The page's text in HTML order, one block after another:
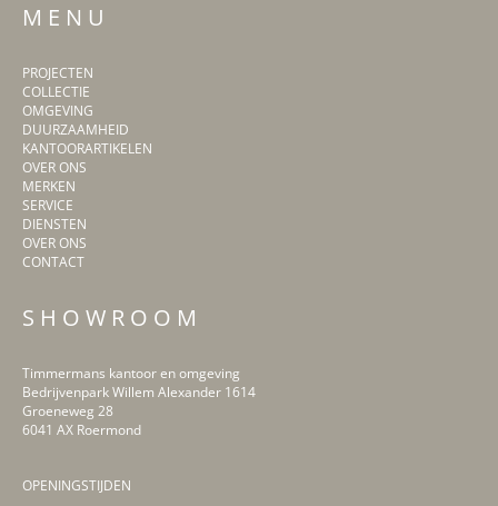
M E N U
PROJECTEN
COLLECTIE
OMGEVING
DUURZAAMHEID
KANTOORARTIKELEN
OVER ONS
MERKEN
SERVICE
DIENSTEN
OVER ONS
CONTACT
S H O W R O O M
Timmermans kantoor en omgeving
Bedrijvenpark Willem Alexander 1614
Groeneweg 28
6041 AX Roermond
OPENINGSTIJDEN